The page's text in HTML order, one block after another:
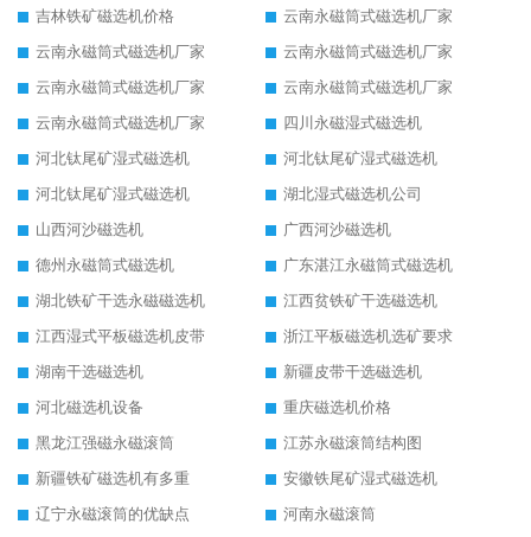
吉林铁矿磁选机价格
云南永磁筒式磁选机厂家
云南永磁筒式磁选机厂家
云南永磁筒式磁选机厂家
云南永磁筒式磁选机厂家
云南永磁筒式磁选机厂家
云南永磁筒式磁选机厂家
四川永磁湿式磁选机
河北钛尾矿湿式磁选机
河北钛尾矿湿式磁选机
河北钛尾矿湿式磁选机
湖北湿式磁选机公司
山西河沙磁选机
广西河沙磁选机
德州永磁筒式磁选机
广东湛江永磁筒式磁选机
湖北铁矿干选永磁磁选机
江西贫铁矿干选磁选机
江西湿式平板磁选机皮带
浙江平板磁选机选矿要求
湖南干选磁选机
新疆皮带干选磁选机
河北磁选机设备
重庆磁选机价格
黑龙江强磁永磁滚筒
江苏永磁滚筒结构图
新疆铁矿磁选机有多重
安徽铁尾矿湿式磁选机
辽宁永磁滚筒的优缺点
河南永磁滚筒